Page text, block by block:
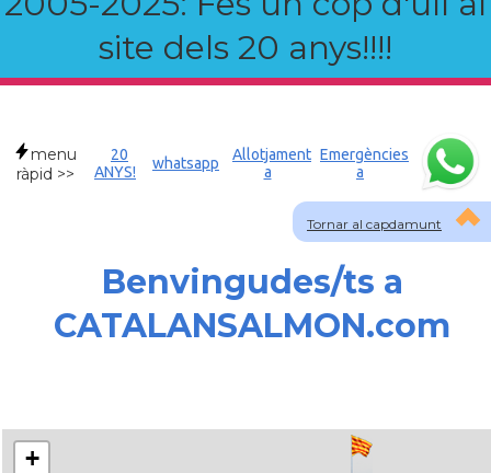
site dels 20 anys!!!!
Tornar al capdamunt
menu
ràpid >>
20
ANYS!
whatsapp
Allotjament
a
Emergències
a
Benvingudes/ts a
CATALANSALMON.com
+